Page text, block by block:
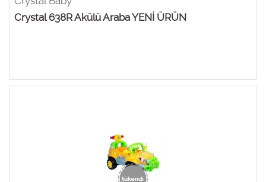
Crystal 638R Akülü Araba YENİ ÜRÜN